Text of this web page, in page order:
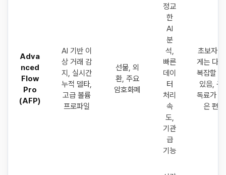
Adva
nced
Flow
Pro
(AFP)
AI 기반 이
상 거래 감
지, 실시간
누적 델타,
고급 볼륨
프로파일
선물, 외
환, 주요
암호화폐
정교
한
AI
분
석,
빠른
데이
터
처리
속
도,
기관
급
기능
초보자에
게는 다소
복잡할 수
있음, 구
독료가 높
은 편